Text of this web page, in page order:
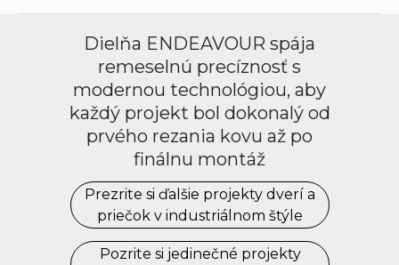
Prezrite si ďalšie projekty dverí a
priečok v industriálnom štýle
Pozrite si jedinečné projekty
Dielňa ENDEAVOUR spája
remeselnú precíznosť s
modernou technológiou, aby
každý projekt bol dokonalý od
prvého rezania kovu až po
finálnu montáž
270
620
Otvorenie/typ priečky
krídlové dvere
posuvné dvere
skladacie dvere